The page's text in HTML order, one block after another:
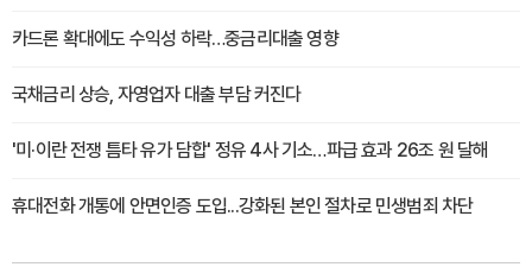
카드론 확대에도 수익성 하락…중금리대출 영향
국채금리 상승, 자영업자 대출 부담 커진다
'미·이란 전쟁 틈타 유가 담합' 정유 4사 기소…파급 효과 26조 원 달해
휴대전화 개통에 안면인증 도입...강화된 본인 절차로 민생범죄 차단